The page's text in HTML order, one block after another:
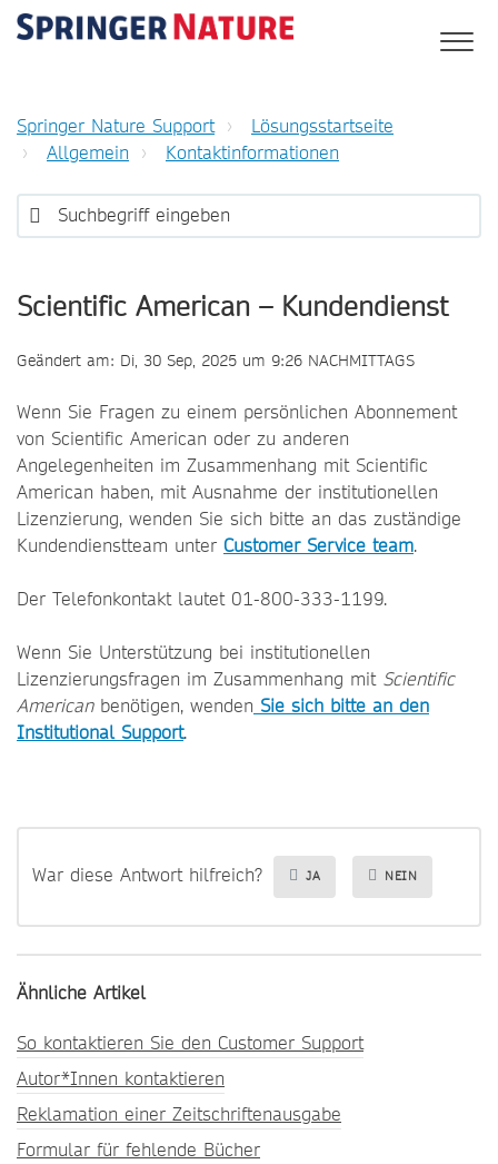
Springer Nature Support
Lösungsstartseite
Allgemein
Kontaktinformationen
Scientific American – Kundendienst
Geändert am: Di, 30 Sep, 2025 um 9:26 NACHMITTAGS
Wenn Sie Fragen zu einem persönlichen Abonnement
von Scientific American oder zu anderen
Angelegenheiten im Zusammenhang mit Scientific
American haben, mit Ausnahme der institutionellen
Lizenzierung, wenden Sie sich bitte an das zuständige
Kundendienstteam unter Customer Service team.
Der Telefonkontakt lautet 01-800-333-1199.
Wenn Sie Unterstützung bei institutionellen
Lizenzierungsfragen im Zusammenhang mit Scientific
Americanbenötigen, wenden Sie sich bitte an den
Institutional Support.
War diese Antwort hilfreich? JA NEIN
Ähnliche Artikel
So kontaktieren Sie den Customer Support
Autor*Innen kontaktieren
Reklamation einer Zeitschriftenausgabe
Formular für fehlende Bücher